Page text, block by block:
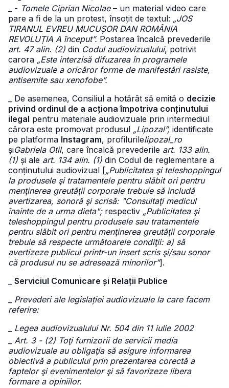
_ - Tomele Ciprian Nicolae– un material video care
pare a fi de la un protest, însoțit de textul: „JOS
TIRANUL EVREU MUCUȘOR DAN ROMÂNIA
REVOLUȚIA A început”. Postarea încalcă prevederile
art. 47 alin. (2) din Codul audiovizualului, potrivit
carora „Este interzisă difuzarea în programele
audiovizuale a oricăror forme de manifestări rasiste,
antisemite sau xenofobe”.
_ De asemenea, Consiliul a hotărât să emită o decizie
privind ordinul de a acționa împotriva conținutului
ilegal pentru materiale audiovizuale prin intermediul
cărora este promovat produsul „Lipozal”, identificate
pe platforma Instagram, profilurilelipozal_ro
șiGabriela Otil, care încalcă prevederile art. 133 alin.
(1) și ale art. 134 alin. (1) din Codul de reglementare a
conținutului audiovizual [„Publicitatea şi teleshoppingul
la produsele şi tratamentele pentru slăbit ori pentru
menţinerea greutăţii corporale trebuie să includă
avertizarea, sonoră şi scrisă: "Consultaţi medicul
înainte de a urma dieta";respectiv „Publicitatea şi
teleshoppingul pentru produsele sau tratamentele
pentru slăbit ori pentru menţinerea greutăţii corporale
trebuie să respecte următoarele condiţii: a) să
avertizeze publicul printr-un insert scris şi/sau sonor
că produsul nu se adresează minorilor”].
Serviciul Comunicare și Relații Publice
Prevederi ale legislației audiovizuale la care facem
referire:
Legea audiovizualului Nr. 504 din 11 iulie 2002
Art. 3 - (2) Toţi furnizorii de servicii media
audiovizuale au obligaţia să asigure informarea
obiectivă a publicului prin prezentarea corectă a
faptelor şi evenimentelor şi să favorizeze libera
formare a opiniilor.